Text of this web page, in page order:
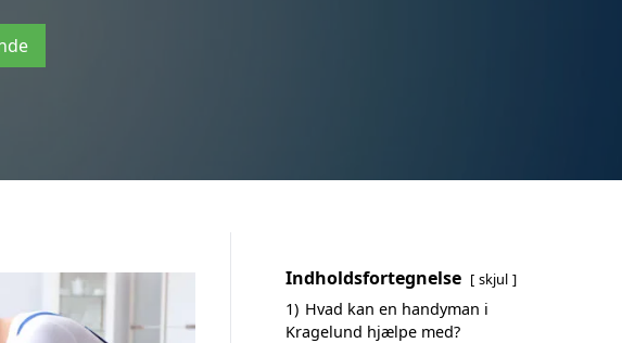
Indholdsfortegnelse skjul
1) Hvad kan en handyman i
Kragelund hjælpe med?